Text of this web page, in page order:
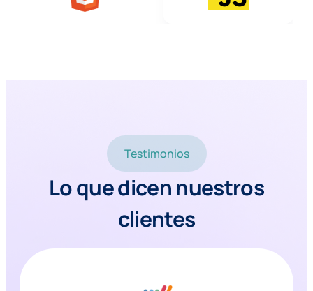
Testimonios
Lo que dicen nuestros
clientes